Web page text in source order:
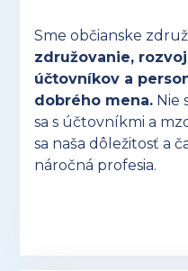
Sme občianske
združovanie,
účtovníkov a
dobrého mena. Nie
sa s účtovníkmi a
sa naša dôležitosť a
náročná profesia.